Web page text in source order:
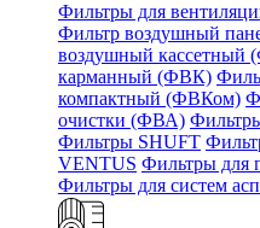
Фильтры для
Фильтр воздушный
воздушный кассетный
карманный (ФВК)
компактный (ФВКом)
очистки (ФВА)
Фильтры SHUFT
VENTUS Фильтры для
Фильтры для систем